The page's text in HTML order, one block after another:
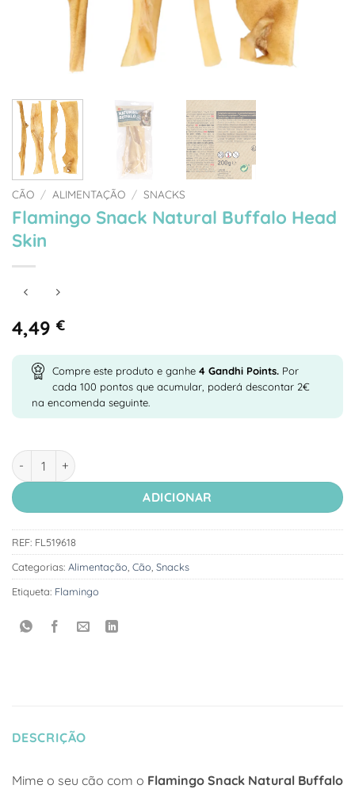
CÃO / ALIMENTAÇÃO / SNACKS
Flamingo Snack Natural Buffalo Head
Skin
4,49 €
Compre este produto e ganhe 4 Gandhi Points. Por
cada 100 pontos que acumular, poderá descontar 2€
na encomenda seguinte.
Quantidade de Flamingo Snack Natural Buffalo Head Skin
ADICIONAR
REF: FL519618
Categorias: Alimentação Cão Snacks
Etiqueta: Flamingo
DESCRIÇÃO
Mime o seu cão com o Flamingo Snack Natural Buffalo